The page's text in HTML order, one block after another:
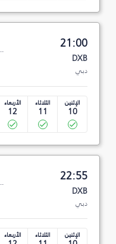
21:00
DXB
دبي
الإثنين
10
الثلاثاء
11
الأربعاء
12
22:55
DXB
دبي
الإثنين الثلاثاء الأربعاء